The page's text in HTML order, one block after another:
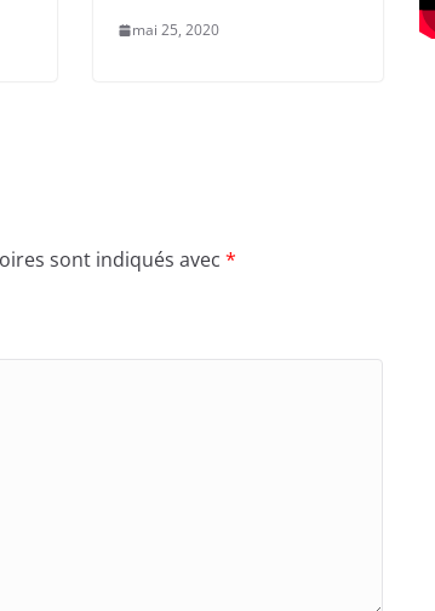
mai 25, 2020
sont indiqués avec *